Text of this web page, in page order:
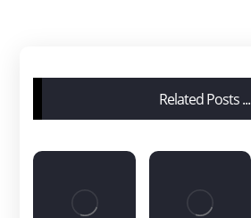
Related Posts ...